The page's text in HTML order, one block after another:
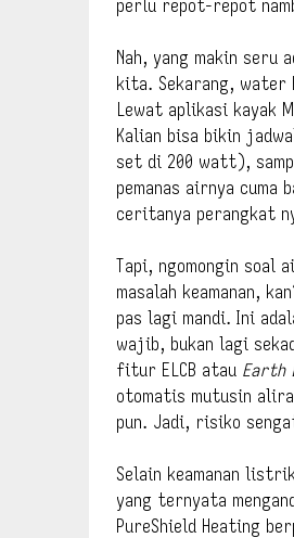
perlu repot-repot
Nah, yang makin seru
kita. Sekarang, water
Lewat aplikasi kayak
Kalian bisa bikin
set di 200 watt),
pemanas airnya
ceritanya perangkat
Tapi, ngomongin
masalah keamanan,
pas lagi mandi. Ini
wajib, bukan lagi
fitur ELCB atau Earth
otomatis mutusin
pun. Jadi, risiko
Selain keamanan
yang ternyata
PureShield Heating